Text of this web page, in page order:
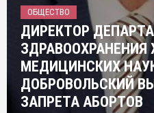
ОБЩЕСТВО
ДИРЕКТОР
МЕДИЦИНСКИХ
ДОБРОВОЛЬСКИЙ
ЗАПРЕТА АБОРТОВ